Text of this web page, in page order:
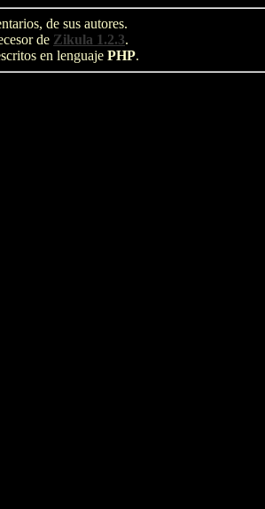
de sus autores.
de Zikula 1.2.3.
en lenguaje PHP.